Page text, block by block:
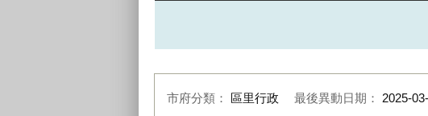
市府分類： 區里行政 最後異動日期： 2025-